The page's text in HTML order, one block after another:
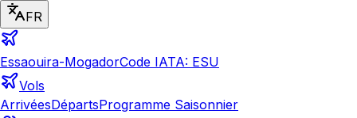
FR
Essaouira-MogadorCode IATA: ESU
Vols
ArrivéesDépartsProgramme Saisonnier